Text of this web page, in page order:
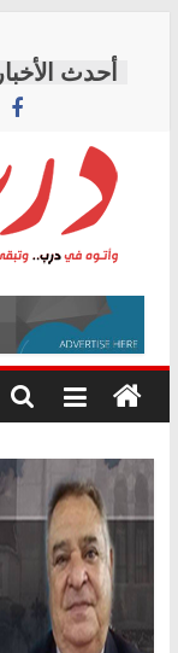
content
درب
وأتوه
درب..
وتبقى
هي